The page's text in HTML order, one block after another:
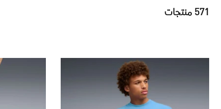
571 منتجات